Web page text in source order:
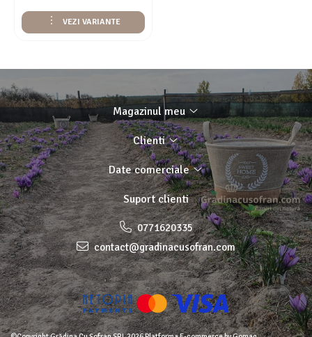
VEZI VARIANTE
Magazinul meu
Clienti
Date comerciale
Suport clienti
0771620335
contact@gradinacusofran.com